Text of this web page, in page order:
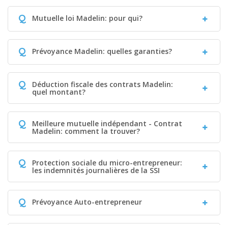
Q Mutuelle loi Madelin: pour qui?
Q Prévoyance Madelin: quelles garanties?
Q Déduction fiscale des contrats Madelin:
quel montant?
Q Meilleure mutuelle indépendant - Contrat
Madelin: comment la trouver?
Q Protection sociale du micro-entrepreneur:
les indemnités journalières de la SSI
Q Prévoyance Auto-entrepreneur